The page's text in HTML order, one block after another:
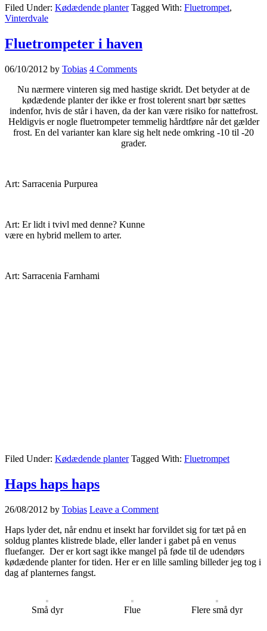
Filed Under: Kødædende planter Tagged With: Fluetrompet,
Vinterdvale
Fluetrompeter i haven
06/10/2012 by Tobias 4 Comments
Nu nærmere vinteren sig med hastige skridt. Det betyder at de
kødædende planter der ikke er frost tolerent snart bør sættes
indenfor, hvis de står i haven, da der kan være risiko for nattefrost.
Heldigvis er nogle fluetrompeter temmelig hårdtføre når det gælder
frost. En del varianter kan klare sig helt nede omkring -10 til -20
grader.
Art: Sarracenia Purpurea
Art: Er lidt i tvivl med denne? Kunne
være en hybrid mellem to arter.
Art: Sarracenia Farnhami
Filed Under: Kødædende planter Tagged With: Fluetrompet
Haps haps haps
26/08/2012 by Tobias Leave a Comment
Haps lyder det, når endnu et insekt har forvildet sig for tæt på en
soldug plantes klistrede blade, eller lander i gabet på en venus
fluefanger. Der er kort sagt ikke mangel på føde til de udendørs
kødædende planter for tiden. Her er en lille samling billeder jeg tog i
dag af planternes fangst.
Små dyr Flue Flere små dyr